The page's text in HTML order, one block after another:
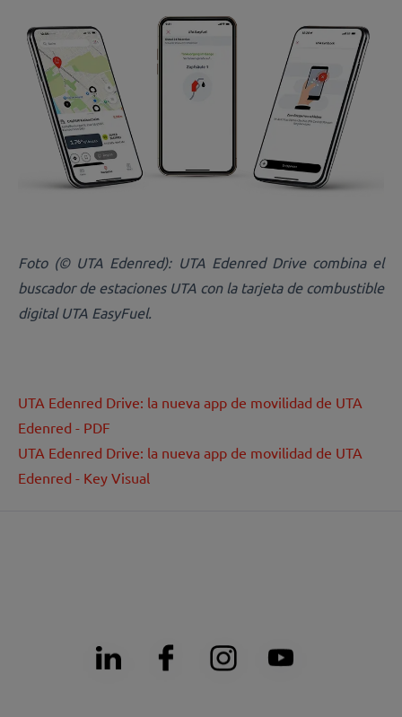
Foto (© UTA Edenred): UTA Edenred Drive combina el
buscador de estaciones UTA con la tarjeta de combustible
digital UTA EasyFuel.
UTA Edenred Drive: la nueva app de movilidad de UTA
Edenred - PDF
UTA Edenred Drive: la nueva app de movilidad de UTA
Edenred - Key Visual